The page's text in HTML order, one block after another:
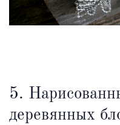
5.
деревянных